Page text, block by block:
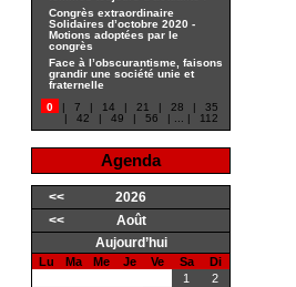
Congrès extraordinaire
Solidaires d’octobre 2020 -
Motions adoptées par le
congrès
Face à l’obscurantisme, faisons
grandir une société unie et
fraternelle
0
| 7 | 14 | 21 | 28 |
35
|
42 | 49 | 56 | | 112
Agenda
<<
2026
<<
Août
Aujourd’hui
Lu Ma Me Je Ve Sa
Di
1
2